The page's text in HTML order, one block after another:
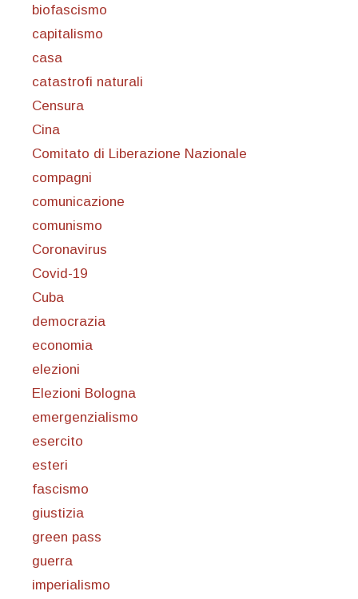
biofascismo
capitalismo
casa
catastrofi naturali
Censura
Cina
Comitato di Liberazione Nazionale
compagni
comunicazione
comunismo
Coronavirus
Covid-19
Cuba
democrazia
economia
elezioni
Elezioni Bologna
emergenzialismo
esercito
esteri
fascismo
giustizia
green pass
guerra
imperialismo